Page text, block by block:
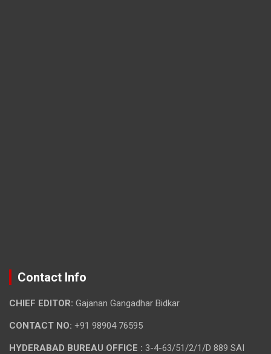
Contact Info
CHIEF EDITOR: Gajanan Gangadhar Bidkar
CONTACT NO: +91 98904 76595
HYDERABAD BUREAU OFFICE : 3-4-63/51/2/1/D 889 SAI